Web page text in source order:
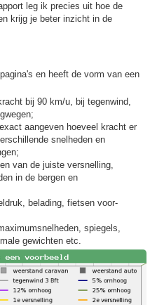
leg ik precies uit hoe de
krijg je beter inzicht in de
en heeft de vorm van een
bij 90 km/u, bij tegenwind,
aangeven hoeveel kracht er
snelheden en
van de juiste versnelling,
in de bergen en
belading, fietsen voor-
spiegels,
gewichten etc.